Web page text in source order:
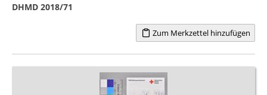
DHMD 2018/71
Zum Merkzettel hinzufügen